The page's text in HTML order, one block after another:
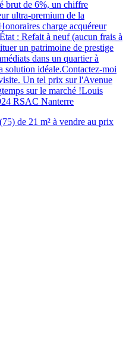
brut de 6%, un chiffre
ultra-premium de la
charge acquéreur
: Refait à neuf (aucun frais à
un patrimoine de prestige
dans un quartier à
solution idéale.Contactez-moi
Un tel prix sur l'Avenue
sur le marché !Louis
RSAC Nanterre